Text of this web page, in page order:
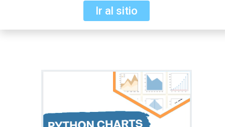
Ir al sitio